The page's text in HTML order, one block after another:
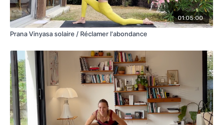
01:05:00
Prana Vinyasa solaire / Réclamer l'abondance